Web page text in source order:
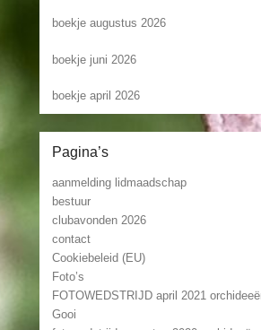
boekje augustus 2026
boekje juni 2026
boekje april 2026
Pagina’s
aanmelding lidmaadschap
bestuur
clubavonden 2026
contact
Cookiebeleid (EU)
Foto’s
FOTOWEDSTRIJD april 2021
Gooi